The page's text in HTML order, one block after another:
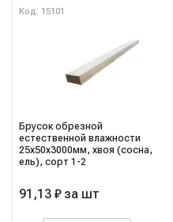
Список товаров
Код: 15101
Брусок обрезной
естественной влажности
25х50х3000мм, хвоя (сосна,
ель), сорт 1-2
91,13 ₽ за шт